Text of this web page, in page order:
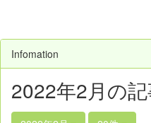
Infomation
2022年2月の